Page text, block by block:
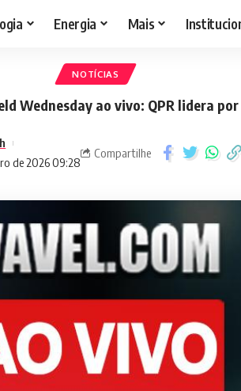
Energia Mais
NOTÍCIAS
Wednesday ao vivo: QPR lidera por
de 2026 09:28
Compartilhe